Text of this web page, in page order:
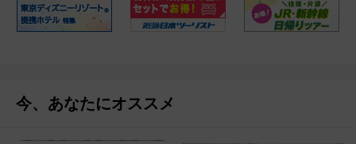
今、あなたにオススメ